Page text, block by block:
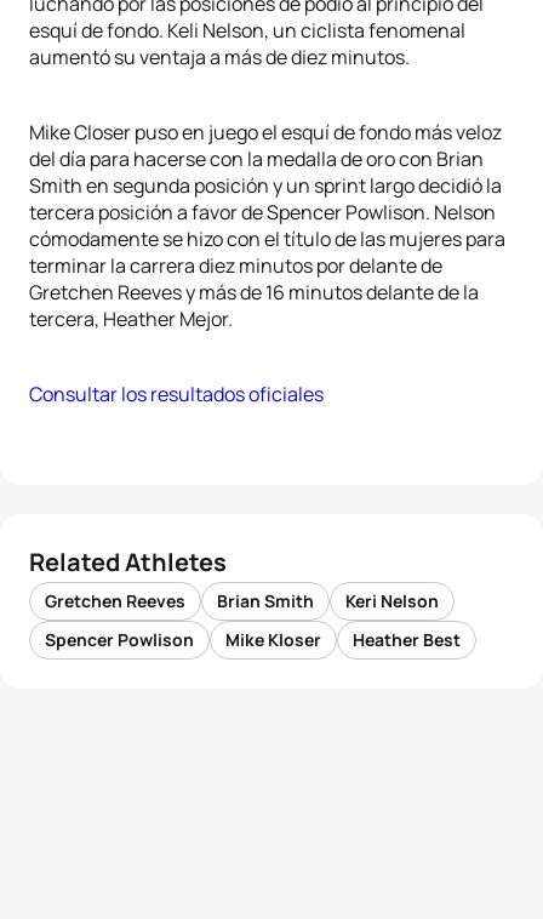
esquí de fondo. Keli Nelson, un ciclista fenomenal
aumentó su ventaja a más de diez minutos.
Mike Closer puso en juego el esquí de fondo más veloz
del día para hacerse con la medalla de oro con Brian
Smith en segunda posición y un sprint largo decidió la
tercera posición a favor de Spencer Powlison. Nelson
cómodamente se hizo con el título de las mujeres para
terminar la carrera diez minutos por delante de
Gretchen Reeves y más de 16 minutos delante de la
tercera, Heather Mejor.
Consultar los resultados oficiales
Related Athletes
Gretchen Reeves Brian Smith
Keri Nelson
Spencer Powlison
Mike Kloser Heather Best